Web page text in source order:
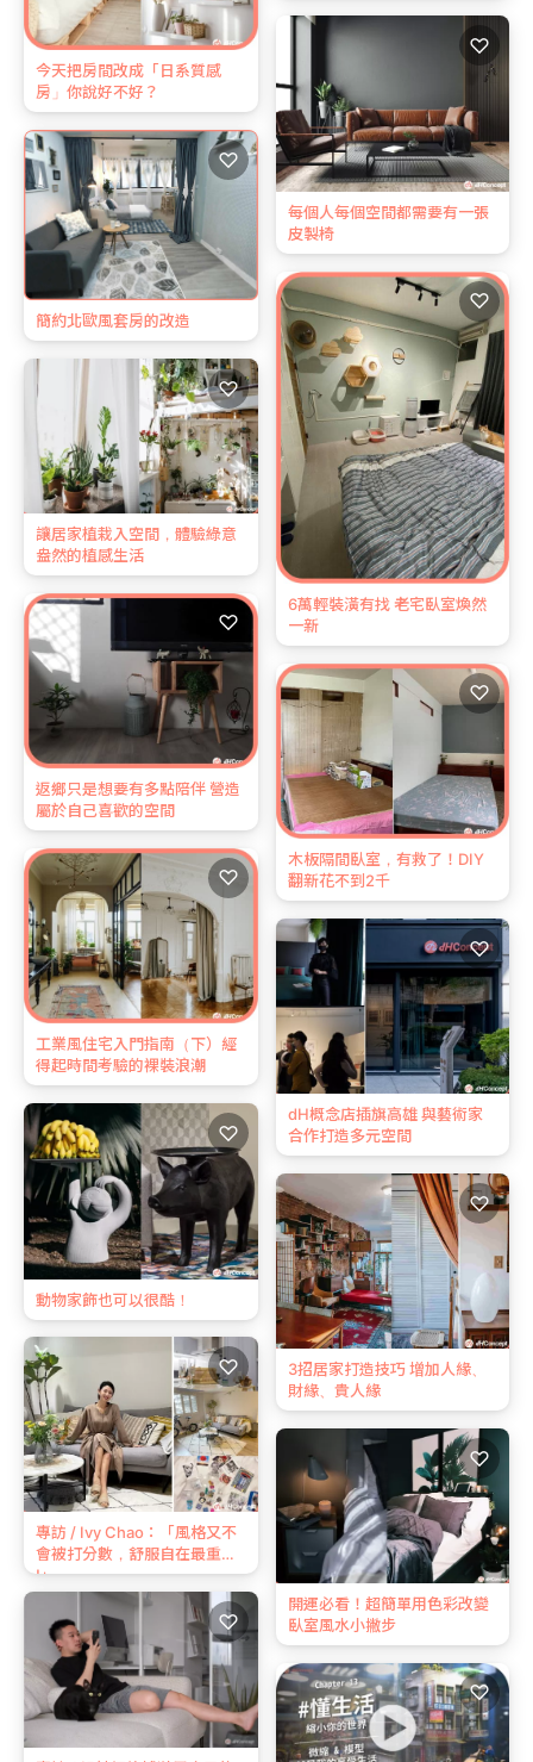
今天把房間改成「日系質感
房」你說好不好？
簡約北歐風套房的改造
♡
讓居家植栽入空間，體驗綠意
盎然的植感生活
♡
每個人每個空間都需要有一張
皮製椅
♡
返鄉只是想要有多點陪伴 營造
屬於自己喜歡的空間
♡
6萬輕裝潢有找 老宅臥室煥然
一新
♡
工業風住宅入門指南（下）經
得起時間考驗的裸裝浪潮
♡
木板隔間臥室，有救了！DIY
翻新花不到2千
♡
動物家飾也可以很酷！
♡
dH概念店插旗高雄 與藝術家
合作打造多元空間
♡
專訪 / Ivy Chao：「風格又不
會被打分數，舒服自在最重要
!」
♡
3招居家打造技巧 增加人緣、
財緣、貴人緣
♡
♡
開運必看！超簡單用色彩改變
臥室風水小撇步
♡
♡